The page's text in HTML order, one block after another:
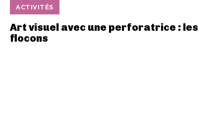
ACTIVITÉS
Art visuel avec une perforatrice : les
flocons